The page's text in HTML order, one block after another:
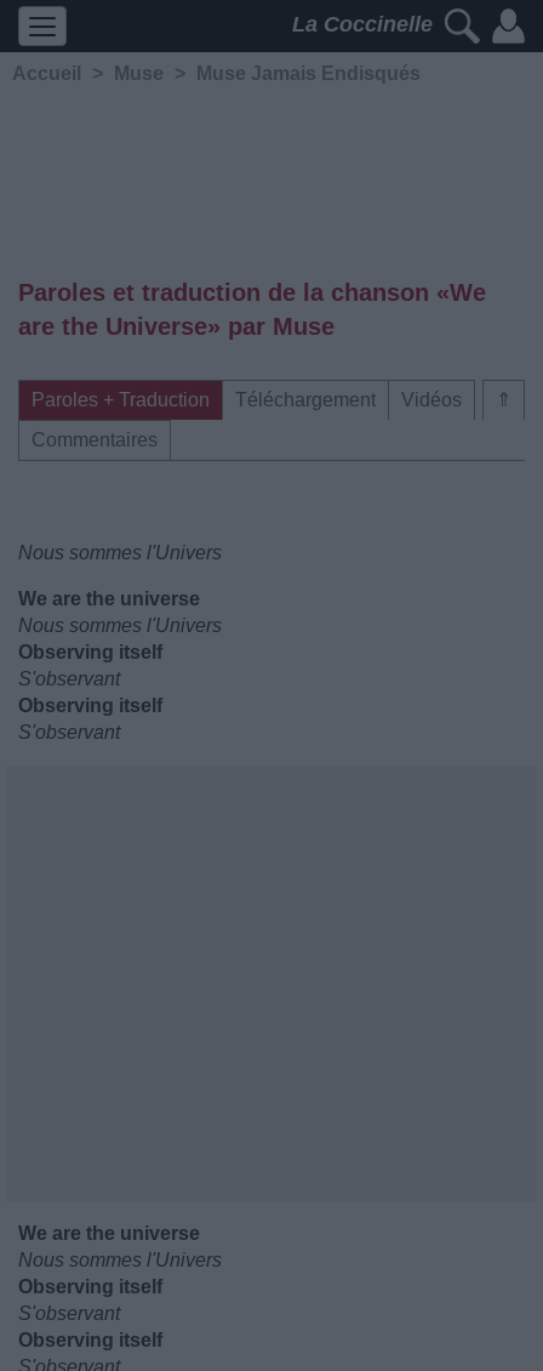
La Coccinelle
Accueil > Muse > Muse Jamais Endisqués
Paroles et traduction de la chanson «We
are the Universe» par Muse
⇑
Paroles + Traduction Téléchargement
Vidéos
Commentaires
Nous sommes l'Univers
We are the universe
Nous sommes l'Univers
Observing itself
S'observant
Observing itself
S'observant
We are the universe
Nous sommes l'Univers
Observing itself
S'observant
Observing itself
S'observant